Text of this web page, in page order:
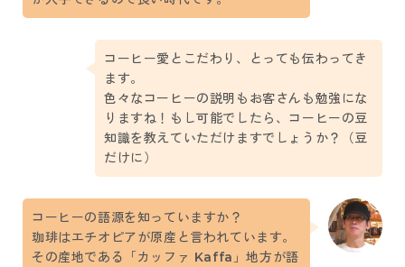
コーヒー愛とこだわり、とっても伝わってき
ます。
色々なコーヒーの説明もお客さんも勉強にな
りますね！もし可能でしたら、コーヒーの豆
知識を教えていただけますでしょうか？（豆
だけに）
コーヒーの語源を知っていますか？
珈琲はエチオピアが原産と言われています。
その産地である「カッファ Kaffa」地方が語